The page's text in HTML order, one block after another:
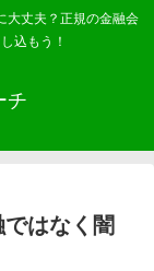
大丈夫？正規の金融会
込もう！
チ
ではなく闇